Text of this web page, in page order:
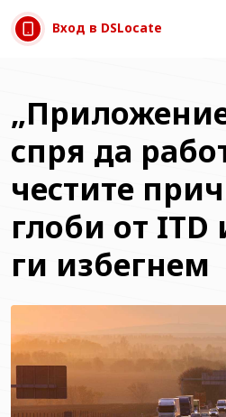
Прескачане към съдържанието
Вход в DSLocate
спря да
честите
глоби от ITD
ги избегнем